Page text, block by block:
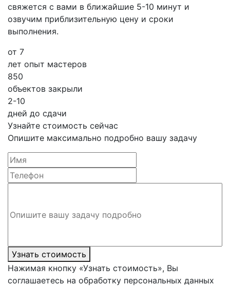
свяжется с вами в ближайшие 5-10 минут и
озвучим приблизительную цену и сроки
выполнения.
от 7
лет опыт мастеров
850
объектов закрыли
2-10
дней до сдачи
Узнайте стоимость сейчас
Опишите максимально подробно вашу задачу
Узнать стоимость
Нажимая кнопку «Узнать стоимость», Вы
соглашаетесь на обработку персональных данных